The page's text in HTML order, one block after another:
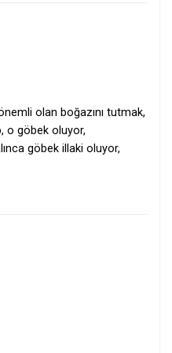
olan boğazını tutmak,
o göbek oluyor,
göbek illaki oluyor,